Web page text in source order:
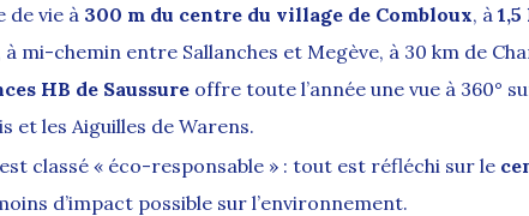
de vie à 300 m du centre du village de Combloux, à
mi-chemin entre Sallanches et Megève, à 30 km de
HB de Saussure offre toute l’année une vue à 360°
et les Aiguilles de Warens.
classé « éco-responsable » : tout est réfléchi sur le
d’impact possible sur l’environnement.